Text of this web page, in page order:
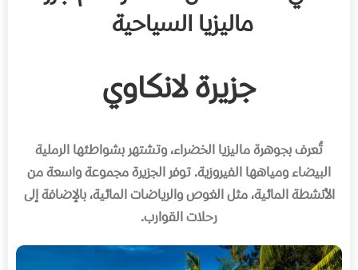
ماليزيا السياحية
جزيرة لانكاوي
تُعرف بجوهرة ماليزيا الخضراء، وتشتهر بشواطئها الرملية
البيضاء ومياهها الفيروزية. توفر الجزيرة مجموعة واسعة من
الأنشطة المائية، مثل الغوص والرياضات المائية، بالإضافة إلى
رحلات القوارب.